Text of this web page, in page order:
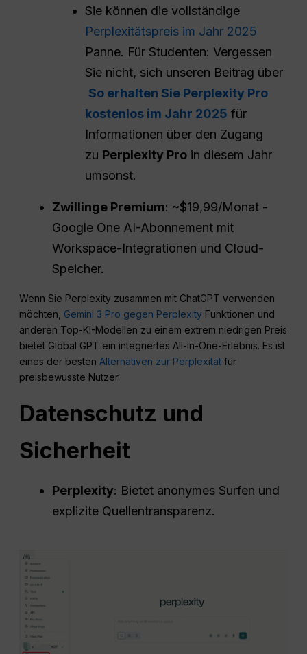
Sie können die vollständige
Perplexitätspreis im Jahr 2025
Panne. Für Studenten: Vergessen
Sie nicht, sich unseren Beitrag über
So erhalten Sie Perplexity Pro
kostenlos im Jahr 2025 für
Informationen über den Zugang
zu Perplexity Pro in diesem Jahr
umsonst.
Zwillinge Premium: ~$19,99/Monat -
Google One AI-Abonnement mit
Workspace-Integrationen und Cloud-
Speicher.
Wenn Sie Perplexity zusammen mit ChatGPT verwenden
möchten, Gemini 3 Pro gegen Perplexity Funktionen und
anderen Top-KI-Modellen zu einem extrem niedrigen Preis
bietet Global GPT ein integriertes All-in-One-Erlebnis. Es ist
eines der bestenAlternativen zur Perplexität für
preisbewusste Nutzer.
Datenschutz und
Sicherheit
Perplexity: Bietet anonymes Surfen und
explizite Quellentransparenz.